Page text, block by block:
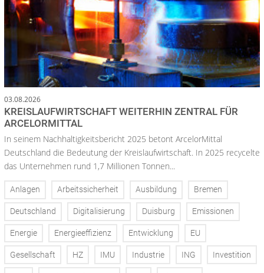
03.08.2026
KREISLAUFWIRTSCHAFT WEITERHIN ZENTRAL FÜR
ARCELORMITTAL
In seinem Nachhaltigkeitsbericht 2025 betont ArcelorMittal
Deutschland die Bedeutung der Kreislaufwirtschaft. In 2025 recycelte
das Unternehmen rund 1,7 Millionen Tonnen...
Anlagen Arbeitssicherheit Ausbildung Bremen
Deutschland Digitalisierung Duisburg Emissionen
Energie Energieeffizienz Entwicklung EU
Gesellschaft HZ IMU Industrie ING Investition